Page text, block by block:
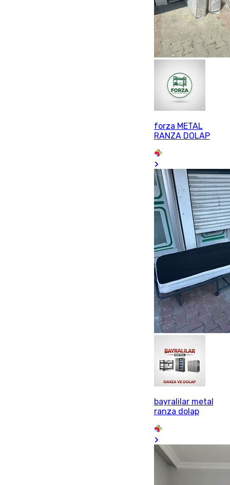
forza METAL
RANZA DOLAP
bayralilar metal
ranza dolap